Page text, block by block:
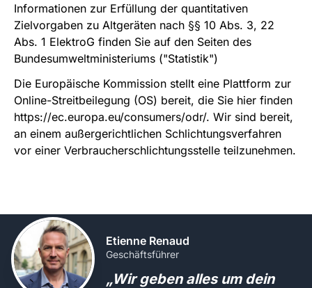
Informationen zur Erfüllung der quantitativen
Zielvorgaben zu Altgeräten nach §§ 10 Abs. 3, 22
Abs. 1 ElektroG finden Sie auf den Seiten des
Bundesumweltministeriums ("Statistik")
Die Europäische Kommission stellt eine Plattform zur
Online-Streitbeilegung (OS) bereit, die Sie hier finden
https://ec.europa.eu/consumers/odr/. Wir sind bereit,
an einem außergerichtlichen Schlichtungsverfahren
vor einer Verbraucherschlichtungsstelle teilzunehmen.
Etienne Renaud
Geschäftsführer
„Wir geben alles um dein